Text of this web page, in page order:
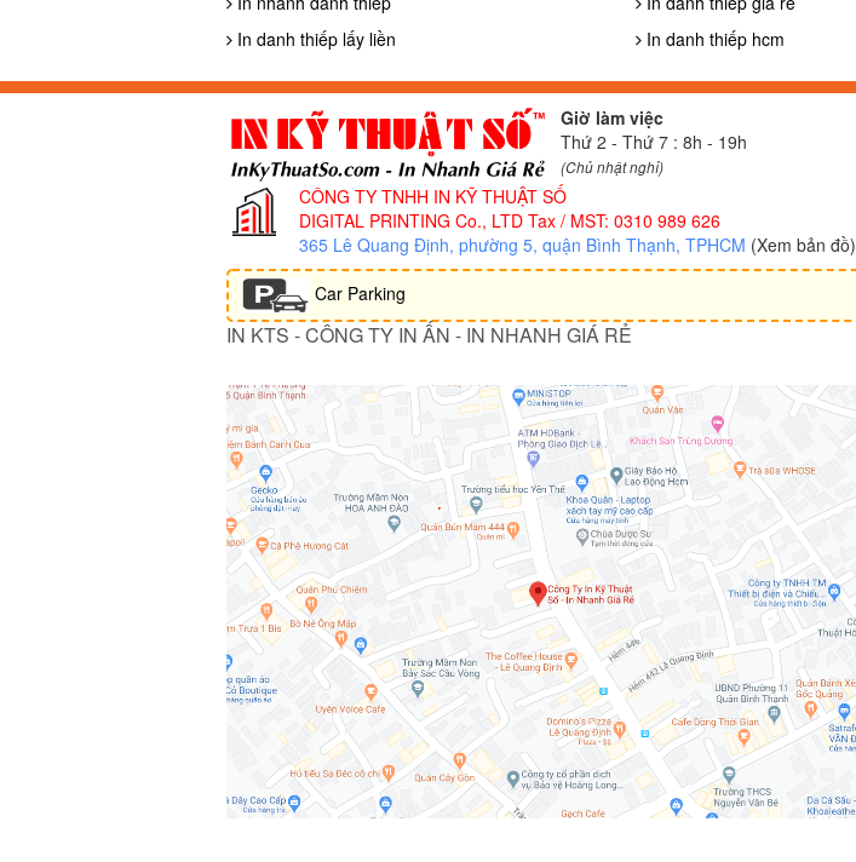
In danh thiếp lấy liền
In danh thiếp hcm
Giờ làm việc
Thứ 2 - Thứ 7 : 8h - 19h
(Chủ nhật nghỉ)
CÔNG TY TNHH IN KỸ THUẬT SỐ
DIGITAL PRINTING Co., LTD Tax / MST: 0310 989 626
365 Lê Quang Định, phường 5, quận Bình Thạnh, TPHCM (Xem bản đồ)
Car Parking
IN KTS - CÔNG TY IN ẤN - IN NHANH GIÁ RẺ